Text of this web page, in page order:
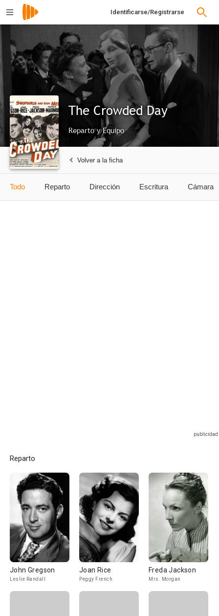
Identificarse/Registrarse
The Crowded Day
Reparto y Equipo
Volver a la ficha
Todo Reparto Dirección Escritura Cámara
Reparto
John Gregson
Leslie Randall
Joan Rice
Peggy French
Freda Jackson
Mrs. Morgan